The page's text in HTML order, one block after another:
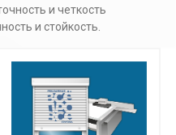
и четкость
и стойкость.